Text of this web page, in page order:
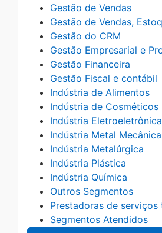
Gestão de Vendas
Gestão de Vendas,
Gestão do CRM
Gestão Empresarial e
Gestão Financeira
Gestão Fiscal e contábil
Indústria de Alimentos
Indústria de Cosméticos
Indústria Eletroeletrônica
Indústria Metal Mecânica
Indústria Metalúrgica
Indústria Plástica
Indústria Química
Outros Segmentos
Prestadoras de serviços
Segmentos Atendidos